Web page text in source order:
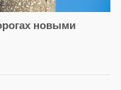
новыми